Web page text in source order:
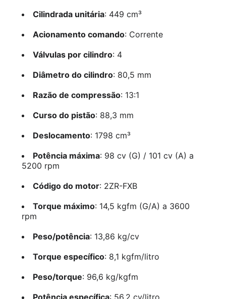
Cilindrada unitária: 449 cm³
Acionamento comando: Corrente
Válvulas por cilindro: 4
Diâmetro do cilindro: 80,5 mm
Razão de compressão: 13:1
Curso do pistão: 88,3 mm
Deslocamento: 1798 cm³
Potência máxima: 98 cv (G) / 101 cv (A) a
5200 rpm
Código do motor: 2ZR-FXB
Torque máximo: 14,5 kgfm (G/A) a 3600
rpm
Peso/potência: 13,86 kg/cv
Torque específico: 8,1 kgfm/litro
Peso/torque: 96,6 kg/kgfm